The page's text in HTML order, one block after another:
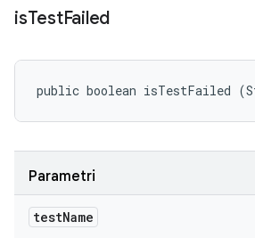
isTestFailed
public boolean isTestFailed
Parametri
testName